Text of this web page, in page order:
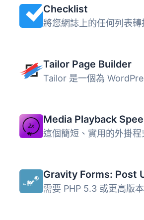
Checklist
Tailor Page Builder
Media Playback
Gravity Forms: Post